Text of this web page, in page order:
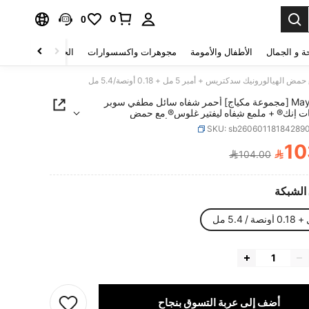
0
0
و الجمال الأطفال والأمومة مجوهرات واكسسوارات الحقائب والأمتعة
Maybelline [مجموعة مكياج] أحمر شفاه سائل مطفي سوبر
إنك® + ملمع شفاه ليفتير غلوس® مع حمض
سدكتريس + أمبر 5 مل + 0.18 أونصة/5.4 ملSKU:
PRICE AND 
104.00
أضف إلى عربة التسوق بنجاح